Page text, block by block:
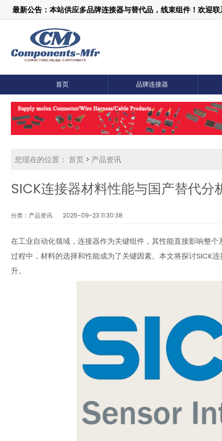
最新公告：本站供应多品牌连接器与替代品，线束组件！欢迎
首页 品牌连接器
您现在的位置： 首页 > 产品资讯
SICK连接器材料性能与国产替代分
分类：产品资讯 2025-09-23 11:30:38
在工业自动化领域，连接器作为关键组件，其性能直接影响整
过程中，材料的选择和性能成为了关键因素。本文将探讨SICK
升。